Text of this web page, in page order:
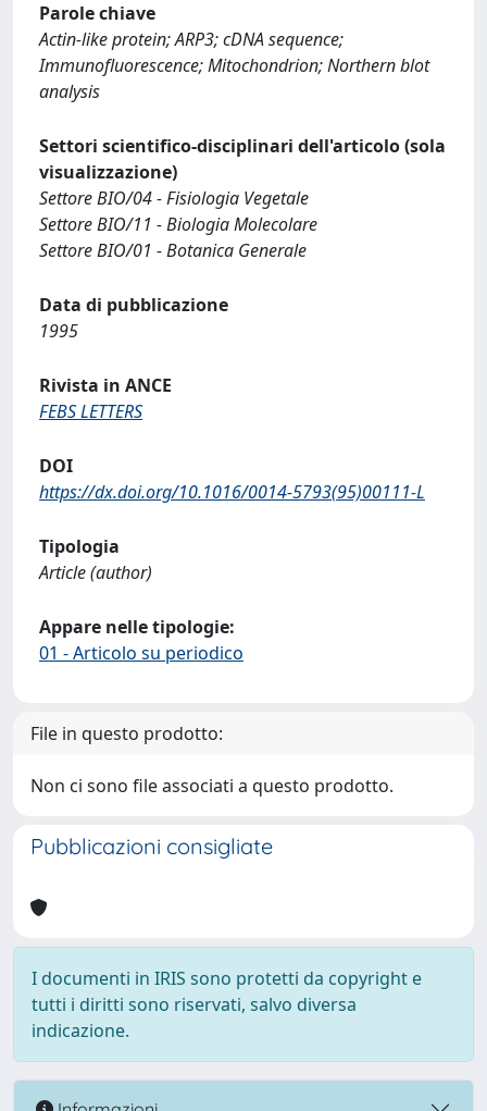
Parole chiave
Actin-like protein; ARP3; cDNA sequence;
Immunofluorescence; Mitochondrion; Northern blot
analysis
Settori scientifico-disciplinari dell'articolo (sola
visualizzazione)
Settore BIO/04 - Fisiologia Vegetale
Settore BIO/11 - Biologia Molecolare
Settore BIO/01 - Botanica Generale
Data di pubblicazione
1995
Rivista in ANCE
FEBS LETTERS
DOI
https://dx.doi.org/10.1016/0014-5793(95)00111-L
Tipologia
Article (author)
Appare nelle tipologie:
01 - Articolo su periodico
File in questo prodotto:
Non ci sono file associati a questo prodotto.
Pubblicazioni consigliate
I documenti in IRIS sono protetti da copyright e
tutti i diritti sono riservati, salvo diversa
indicazione.